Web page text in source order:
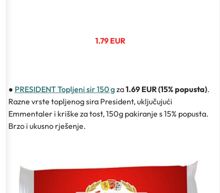
1.79 EUR
● PRESIDENT Topljeni sir 150 gza1.69 EUR (15% popusta).
Razne vrste topljenog sira President, uključujući
Emmentaler i kriške za tost, 150g pakiranje s 15% popusta.
Brzo i ukusno rješenje.